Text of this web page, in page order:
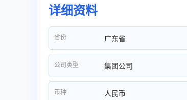
详细资料
省份 广东省
公司类型 集团公司
币种 人民币